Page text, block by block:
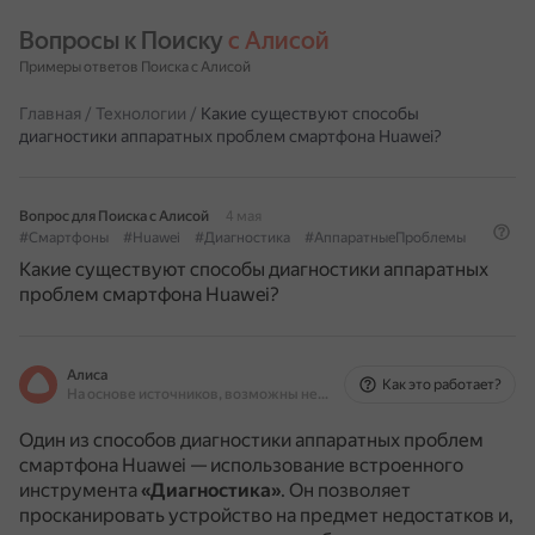
Вопросы к Поиску с Алисой
Примеры ответов Поиска с Алисой
Главная / Технологии / Какие существуют способы
диагностики аппаратных проблем смартфона Huawei?
Вопрос для Поиска с Алисой
4 мая
#Смартфоны
#Huawei #Диагностика #АппаратныеПроблемы
Какие существуют способы диагностики аппаратных
проблем смартфона Huawei?
Алиса
На основе источников, возможны неточности
Как это работает?
Один из способов диагностики аппаратных проблем
смартфона Huawei — использование встроенного
инструмента«Диагностика». Он позволяет
просканировать устройство на предмет недостатков и,